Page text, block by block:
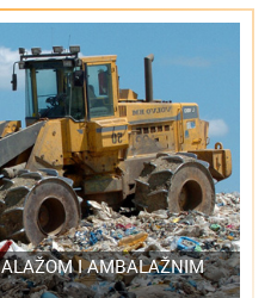
I AMBALAŽNIM